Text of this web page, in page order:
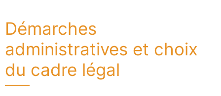
Démarches
administratives et choix
du cadre légal